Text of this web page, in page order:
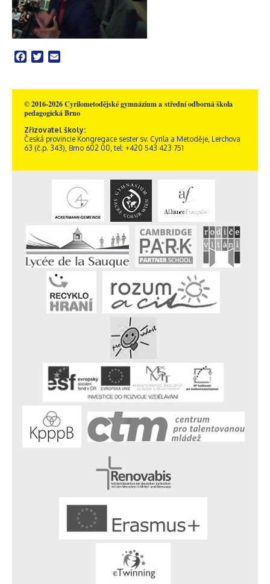
Facebook
Twitter
© 2016-2026 Cyrilometodějské gymnázium a střední odborná škola
pedagogická Brno
Zřizovatel školy:
Česká provincie Kongregace sester sv. Cyrila a Metoděje, Lerchova
63 (č.p. 343), Brno 602 00, tel: +420 543 423 751